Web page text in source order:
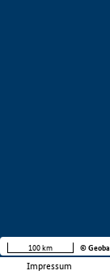
Impressum
100 km ©